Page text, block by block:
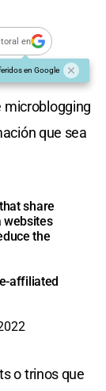
en
en Google
microblogging
que sea
share
websites
the
affiliated
o trinos que